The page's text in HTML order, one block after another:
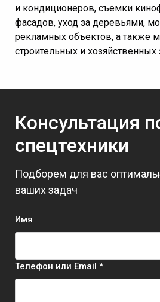
и кондиционеров, съемки
фасадов, уход за деревьями,
рекламных объектов, а также
строительных и хозяйственных
Консультация
спецтехники
Подборем для вас
ваших задач
Имя
Телефон или Email *